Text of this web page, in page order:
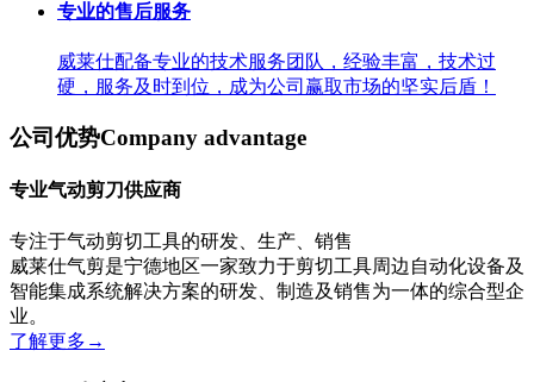
专业的售后服务
威莱仕配备专业的技术服务团队，经验丰富，技术过
硬，服务及时到位，成为公司赢取市场的坚实后盾！
公司优势Company advantage
专业气动剪刀供应商
专注于气动剪切工具的研发、生产、销售
威莱仕气剪是宁德地区一家致力于剪切工具周边自动化设备及
智能集成系统解决方案的研发、制造及销售为一体的综合型企
业。
了解更多 →